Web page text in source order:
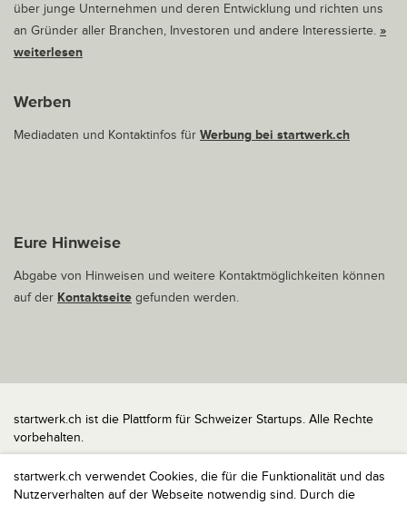
startwerk.ch verwendet Cookies, die für die Funktionalität und das
Nutzerverhalten auf der Webseite notwendig sind. Durch die
über junge Unternehmen und deren Entwicklung und richten uns
an Gründer aller Branchen, Investoren und andere Interessierte. »
weiterlesen
Werben
Mediadaten und Kontaktinfos für Werbung bei startwerk.ch
Eure Hinweise
Abgabe von Hinweisen und weitere Kontaktmöglichkeiten können
auf der Kontaktseite gefunden werden.
startwerk.ch ist die Plattform für Schweizer Startups. Alle Rechte
vorbehalten.
Impressum
Kontakt